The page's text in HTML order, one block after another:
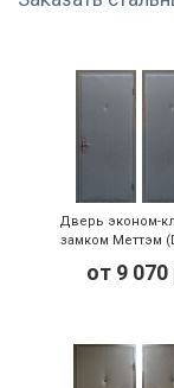
Дверь эконом-
замком Меттэм
от 9 070